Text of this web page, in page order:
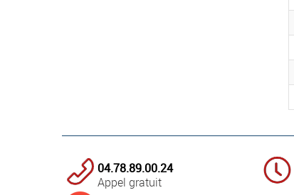
04.78.89.00.24
Appel gratuit